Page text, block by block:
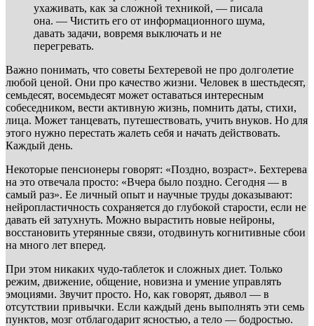
ухаживать, как за сложной техникой, — писала
она. — Чистить его от информационного шума,
давать задачи, вовремя выключать и не
перегревать.
Важно понимать, что советы Бехтеревой не про долголетие
любой ценой. Они про качество жизни. Человек в шестьдесят,
семьдесят, восемьдесят может оставаться интересным
собеседником, вести активную жизнь, помнить даты, стихи,
лица. Может танцевать, путешествовать, учить внуков. Но для
этого нужно перестать жалеть себя и начать действовать.
Каждый день.
Некоторые пенсионеры говорят: «Поздно, возраст». Бехтерева
на это отвечала просто: «Вчера было поздно. Сегодня — в
самый раз». Ее личный опыт и научные труды доказывают:
нейропластичность сохраняется до глубокой старости, если не
давать ей затухнуть. Можно вырастить новые нейроны,
восстановить утерянные связи, отодвинуть когнитивные сбои
на много лет вперед.
При этом никаких чудо-таблеток и сложных диет. Только
режим, движение, общение, новизна и умение управлять
эмоциями. Звучит просто. Но, как говорят, дьявол — в
отсутствии привычки. Если каждый день выполнять эти семь
пунктов, мозг отблагодарит ясностью, а тело — бодростью.